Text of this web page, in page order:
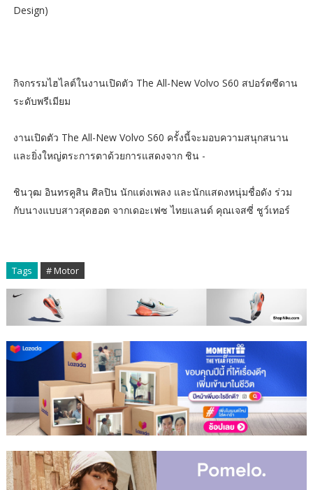
Design)
กิจกรรมไฮไลต์ในงานเปิดตัว The All-New Volvo S60 สปอร์ตซีดาน
ระดับพรีเมียม
งานเปิดตัว The All-New Volvo S60 ครั้งนี้จะมอบความสนุกสนาน
และยิ่งใหญ่ตระการตาด้วยการแสดงจาก ชิน -
ชินวุฒ อินทรคูสิน ศิลปิน นักแต่งเพลง และนักแสดงหนุ่มชื่อดัง ร่วม
กับนางแบบสาวสุดฮอต จากเดอะเฟซ ไทยแลนด์ คุณเจสซี่ ชูว์เทอร์
Tags # Motor